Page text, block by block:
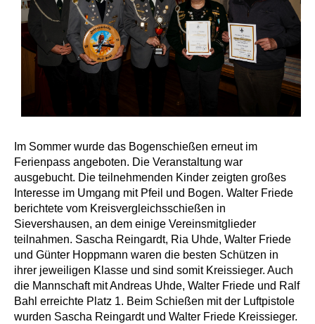
Im Sommer wurde das Bogenschießen erneut im
Ferienpass angeboten. Die Veranstaltung war
ausgebucht. Die teilnehmenden Kinder zeigten großes
Interesse im Umgang mit Pfeil und Bogen. Walter Friede
berichtete vom Kreisvergleichsschießen in
Sievershausen, an dem einige Vereinsmitglieder
teilnahmen. Sascha Reingardt, Ria Uhde, Walter Friede
und Günter Hoppmann waren die besten Schützen in
ihrer jeweiligen Klasse und sind somit Kreissieger. Auch
die Mannschaft mit Andreas Uhde, Walter Friede und Ralf
Bahl erreichte Platz 1. Beim Schießen mit der Luftpistole
wurden Sascha Reingardt und Walter Friede Kreissieger.